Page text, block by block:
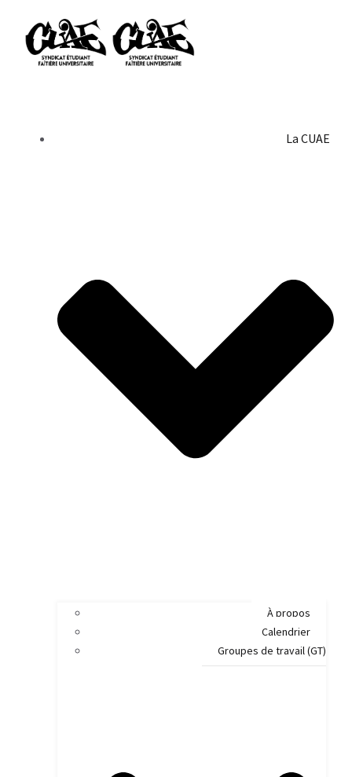
La CUAE
À propos
Calendrier
Groupes de travail (GT)